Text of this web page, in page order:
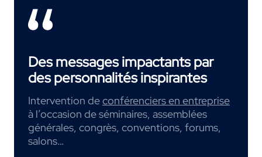
Des messages impactants par
des personnalités inspirantes
Intervention deconférenciers en entreprise
à l’occasion de séminaires, assemblées
générales, congrès, conventions, forums,
salons…